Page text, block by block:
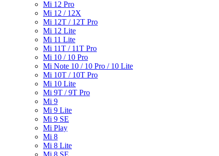
Mi 12 Pro
Mi 12 / 12X
Mi 12T / 12T Pro
Mi 12 Lite
Mi 11 Lite
Mi 11T / 11T Pro
Mi 10 / 10 Pro
Mi Note 10 / 10 Pro / 10 Lite
Mi 10T / 10T Pro
Mi 10 Lite
Mi 9T / 9T Pro
Mi 9
Mi 9 Lite
Mi 9 SE
Mi Play
Mi 8
Mi 8 Lite